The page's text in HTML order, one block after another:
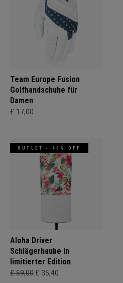
Team Europe Fusion
Golfhandschuhe für
Damen
£ 17,00
OUTLET - 40% OFF
Aloha Driver
Schlägerhaube in
limitierter Edition
£ 59,00 £ 35,40